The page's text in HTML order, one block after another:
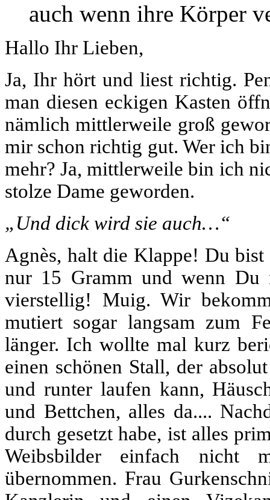
auch wenn ihre Körper
Hallo Ihr Lieben,
Ja, Ihr hört und liest richtig.
man diesen eckigen Kasten
nämlich mittlerweile groß
mir schon richtig gut. Wer ich
mehr? Ja, mittlerweile bin ich
stolze Dame geworden.
„Und dick wird sie auch…“
Agnès, halt die Klappe! Du
nur 15 Gramm und wenn
vierstellig! Muig. Wir
mutiert sogar langsam zum
länger. Ich wollte mal kurz
einen schönen Stall, der
und runter laufen kann,
und Bettchen, alles da....
durch gesetzt habe, ist alles
Weibsbilder einfach nicht
übernommen. Frau